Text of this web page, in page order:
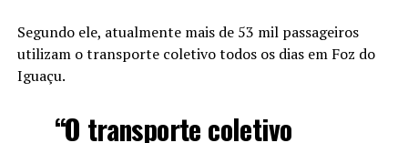
Segundo ele, atualmente mais de 53 mil passageiros
utilizam o transporte coletivo todos os dias em Foz do
Iguaçu.
“O transporte coletivo